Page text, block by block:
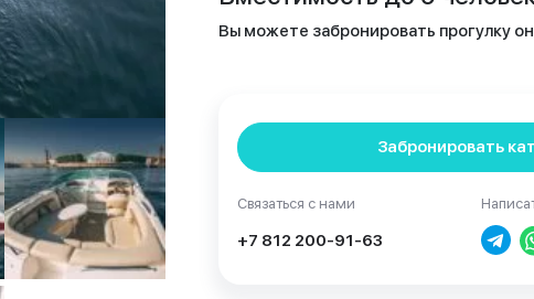
Вы можете забронировать прогулку
Забронировать
Связаться с нами
+7 812 200-91-63